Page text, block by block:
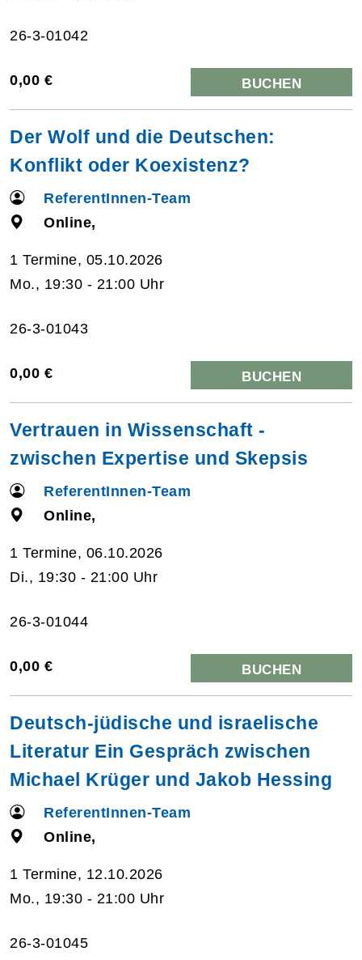
26-3-01042
0,00 € BUCHEN
Der Wolf und die Deutschen:
Konflikt oder Koexistenz?
ReferentInnen-Team
Online,
1 Termine, 05.10.2026
Mo., 19:30 - 21:00 Uhr
26-3-01043
0,00 € BUCHEN
Vertrauen in Wissenschaft -
zwischen Expertise und Skepsis
ReferentInnen-Team
Online,
1 Termine, 06.10.2026
Di., 19:30 - 21:00 Uhr
26-3-01044
0,00 € BUCHEN
Deutsch-jüdische und israelische
Literatur Ein Gespräch zwischen
Michael Krüger und Jakob Hessing
ReferentInnen-Team
Online,
1 Termine, 12.10.2026
Mo., 19:30 - 21:00 Uhr
26-3-01045